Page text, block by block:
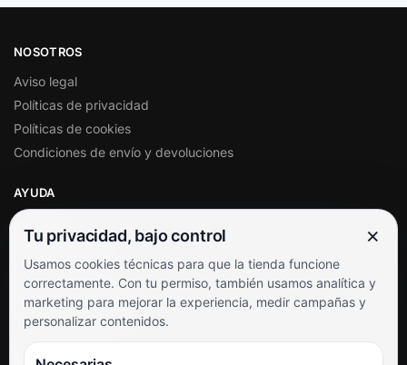
NOSOTROS
Aviso legal
Políticas de privacidad
Políticas de cookies
Condiciones de envío y devoluciones
AYUDA
Soporte al cliente
Contacto
Términos y condiciones
Preguntas frecuentes
SÍGUENOS
Tu privacidad, bajo control ×
Usamos cookies técnicas para que la tienda funcione
correctamente. Con tu permiso, también usamos analítica y
marketing para mejorar la experiencia, medir campañas y
personalizar contenidos.